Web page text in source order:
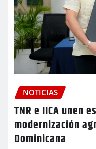
NOTICIAS
TNR e IICA unen
modernización
Dominicana